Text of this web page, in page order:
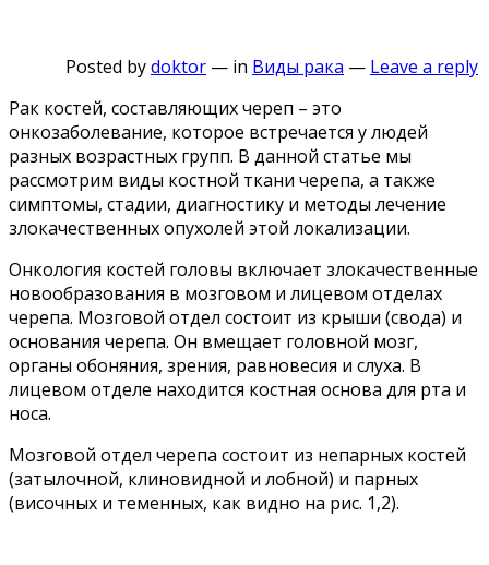
Posted bydoktor — in Виды рака — Leave a reply
Рак костей, составляющих череп – это
онкозаболевание, которое встречается у людей
разных возрастных групп. В данной статье мы
рассмотрим виды костной ткани черепа, а также
симптомы, стадии, диагностику и методы лечение
злокачественных опухолей этой локализации.
Онкология костей головы включает злокачественные
новообразования в мозговом и лицевом отделах
черепа. Мозговой отдел состоит из крыши (свода) и
основания черепа. Он вмещает головной мозг,
органы обоняния, зрения, равновесия и слуха. В
лицевом отделе находится костная основа для рта и
носа.
Мозговой отдел черепа состоит из непарных костей
(затылочной, клиновидной и лобной) и парных
(височных и теменных, как видно на рис. 1,2).